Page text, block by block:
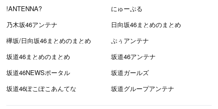
!ANTENNA?
にゅーぷる
乃木坂46アンテナ
日向坂46まとめのまとめ
欅坂/日向坂46まとめのまとめ
ぷぅアンテナ
坂道46まとめのまとめ
坂道46アンテナ
坂道46NEWSポータル
坂道ガールズ
坂道46ぽこぽこあんてな
坂道グループアンテナ